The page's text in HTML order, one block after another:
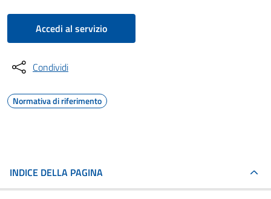
Accedi al servizio
Condividi
Normativa di riferimento
INDICE DELLA PAGINA